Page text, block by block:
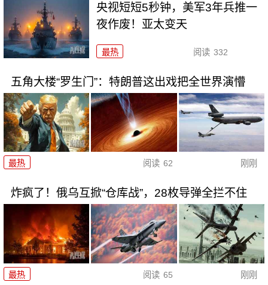
央视短短5秒钟，美军3年兵推一
夜作废！亚太变天
最热 阅读 332
五角大楼“罗生门”：特朗普这出戏把全世界演懵
最热 阅读 62 刚刚
炸疯了！俄乌互掀“仓库战”，28枚导弹全拦不住
最热 阅读 65 刚刚